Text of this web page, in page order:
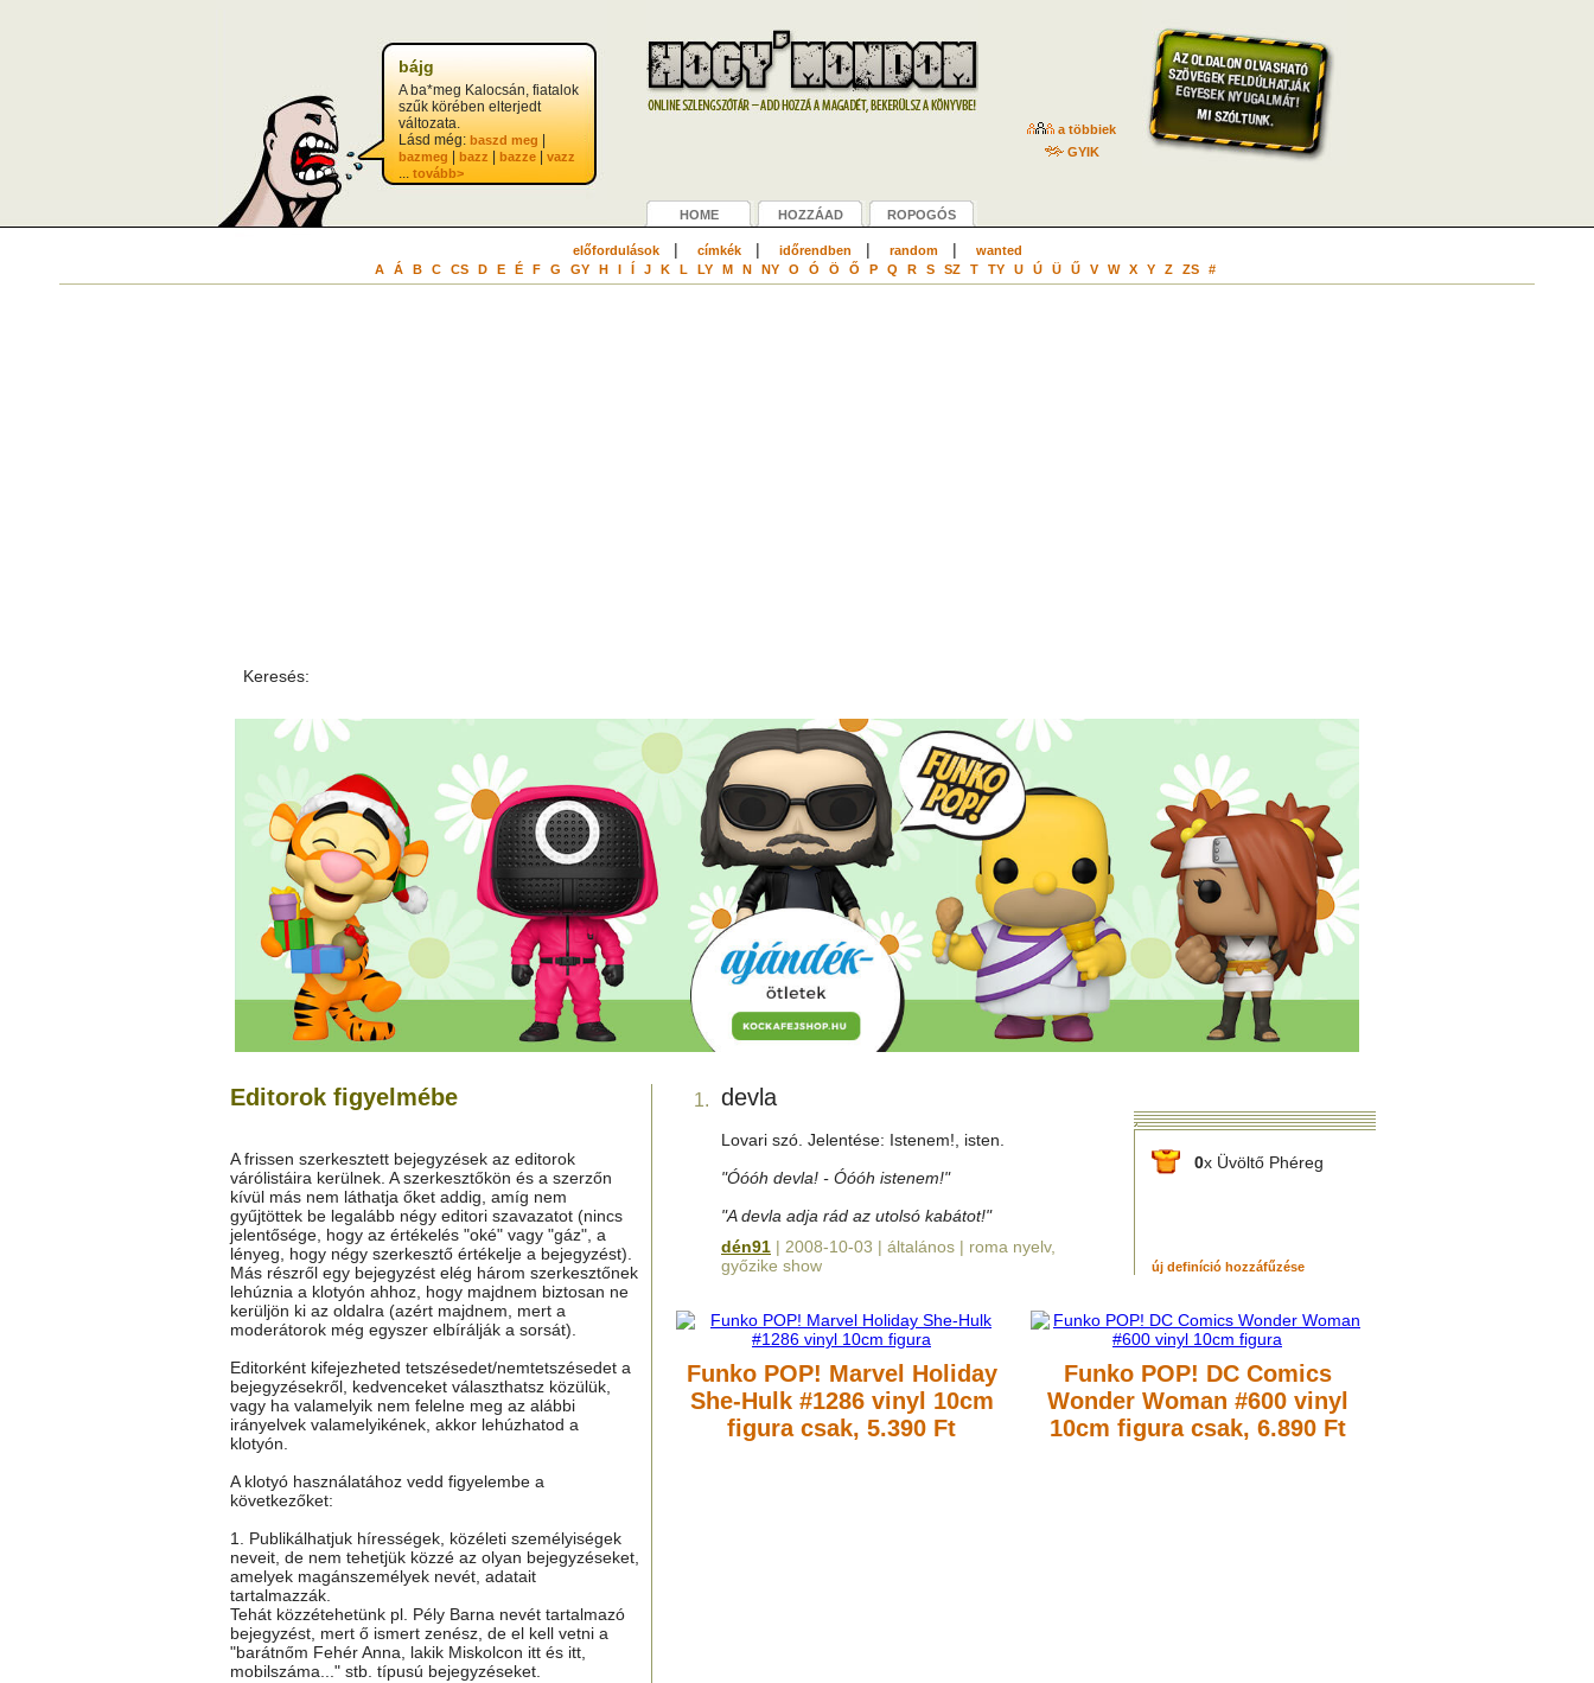
bájg
A ba*meg Kalocsán, fiatalok
szűk körében elterjedt
változata.
Lásd még: baszd meg
bazmeg bazz bazze vazz
... tovább>
a többiek
GYIK
HOME HOZZÁAD ROPOGÓS
előfordulások| címkék| időrendben | random|
wanted
A
Á B C CS D E É F G GY H I Í J K L LY M N NY O Ó Ö Ő P Q R S SZ T TY U Ú Ü Ű V W X Y Z ZS #
Keresés:
Editorok figyelmébe
A frissen szerkesztett bejegyzések az editorok
várólistáira kerülnek. A szerkesztőkön és a szerzőn
kívül más nem láthatja őket addig, amíg nem
gyűjtöttek be legalább négy editori szavazatot (nincs
jelentősége, hogy az értékelés "oké" vagy "gáz", a
lényeg, hogy négy szerkesztő értékelje a bejegyzést).
Más részről egy bejegyzést elég három szerkesztőnek
lehúznia a klotyón ahhoz, hogy majdnem biztosan ne
kerüljön ki az oldalra (azért majdnem, mert a
moderátorok még egyszer elbírálják a sorsát).
Editorként kifejezheted tetszésedet/nemtetszésedet a
bejegyzésekről, kedvenceket választhatsz közülük,
vagy ha valamelyik nem felelne meg az alábbi
irányelvek valamelyikének, akkor lehúzhatod a
klotyón.
A klotyó használatához vedd figyelembe a
következőket:
1. Publikálhatjuk hírességek, közéleti személyiségek
neveit, de nem tehetjük közzé az olyan bejegyzéseket,
amelyek magánszemélyek nevét, adatait
tartalmazzák.
Tehát közzétehetünk pl. Pély Barna nevét tartalmazó
bejegyzést, mert ő ismert zenész, de el kell vetni a
"barátnőm Fehér Anna, lakik Miskolcon itt és itt,
mobilszáma..." stb. típusú bejegyzéseket.
1. devla
Lovari szó. Jelentése: Istenem!, isten.
"Óóóh devla! - Óóóh istenem!"
"A devla adja rád az utolsó kabátot!"
0x Üvöltő Phéreg
dén91 | 2008-10-03 | általános | roma nyelv,
győzike show
új definíció hozzáfűzése
Funko POP! Marvel Holiday
She-Hulk #1286 vinyl 10cm
figuracsak, 5.390 Ft
Funko POP! DC Comics
Wonder Woman #600 vinyl
10cm figuracsak, 6.890 Ft